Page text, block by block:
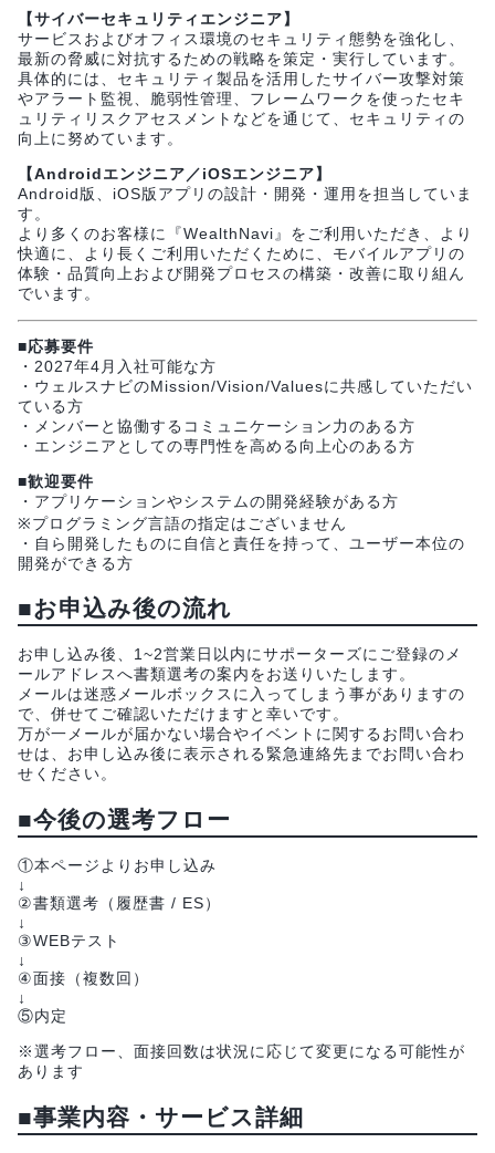
【サイバーセキュリティエンジニア】
サービスおよびオフィス環境のセキュリティ態勢を強化し、
最新の脅威に対抗するための戦略を策定・実行しています。
具体的には、セキュリティ製品を活用したサイバー攻撃対策
やアラート監視、脆弱性管理、フレームワークを使ったセキ
ュリティリスクアセスメントなどを通じて、セキュリティの
向上に努めています。
【Androidエンジニア／iOSエンジニア】
Android版、iOS版アプリの設計・開発・運用を担当していま
す。
より多くのお客様に『WealthNavi』をご利用いただき、より
快適に、より長くご利用いただくために、モバイルアプリの
体験・品質向上および開発プロセスの構築・改善に取り組ん
でいます。
■応募要件
・2027年4月入社可能な方
・ウェルスナビのMission/Vision/Valuesに共感していただい
ている方
・メンバーと協働するコミュニケーション力のある方
・エンジニアとしての専門性を高める向上心のある方
■歓迎要件
・アプリケーションやシステムの開発経験がある方
※プログラミング言語の指定はございません
・自ら開発したものに自信と責任を持って、ユーザー本位の
開発ができる方
■お申込み後の流れ
お申し込み後、1~2営業日以内にサポーターズにご登録のメ
ールアドレスへ書類選考の案内をお送りいたします。
メールは迷惑メールボックスに入ってしまう事がありますの
で、併せてご確認いただけますと幸いです。
万が一メールが届かない場合やイベントに関するお問い合わ
せは、お申し込み後に表示される緊急連絡先までお問い合わ
せください。
■今後の選考フロー
①本ページよりお申し込み
↓
②書類選考（履歴書 / ES）
↓
③WEBテスト
↓
④面接（複数回）
↓
⑤内定
※選考フロー、面接回数は状況に応じて変更になる可能性が
あります
■事業内容・サービス詳細